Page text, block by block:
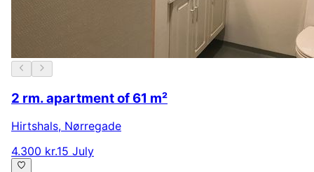
2 rm. apartment of 61 m²
Hirtshals, Nørregade
4.300 kr.15 July